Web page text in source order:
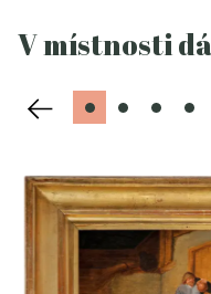
V místnosti